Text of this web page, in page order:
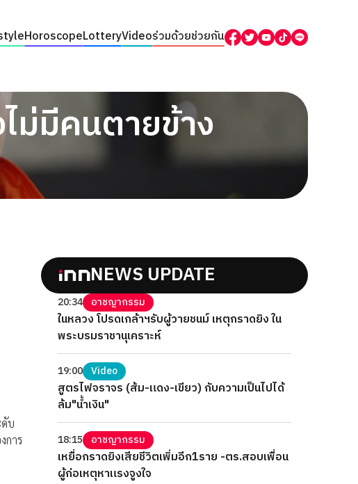
HoroscopeLotteryVideoร่วมด้วยช่วยกัน
ม่มีคนตายข้าง
บ
การ
NEWS UPDATE
20:34 อาชญากรรม
ในหลวง โปรดเกล้าฯรับผู้วายชนม์ เหตุกราดยิง ใน
พระบรมราชานุเคราะห์
19:00 Video
สูตรไฟจราจร (ส้ม-แดง-เขียว) กับความเป็นไปได้
ล้ม"น้ำเงิน"
18:15 อาชญากรรม
เหยื่อกราดยิงเสียชีวิตเพิ่มอีก1ราย -ตร.สอบเพื่อน
ผู้ก่อเหตุหาแรงจูงใจ